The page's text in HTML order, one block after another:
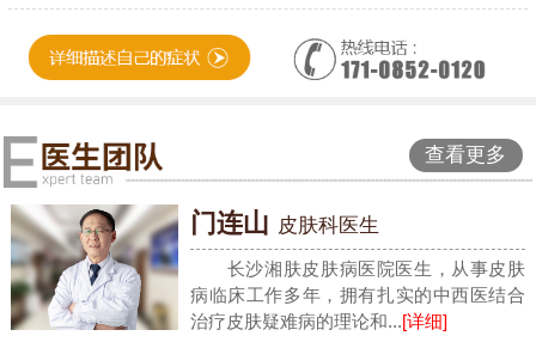
查看更多
门连山 皮肤科医生
长沙湘肤皮肤病医院医生，从事皮肤
病临床工作多年，拥有扎实的中西医结合
治疗皮肤疑难病的理论和...[详细]